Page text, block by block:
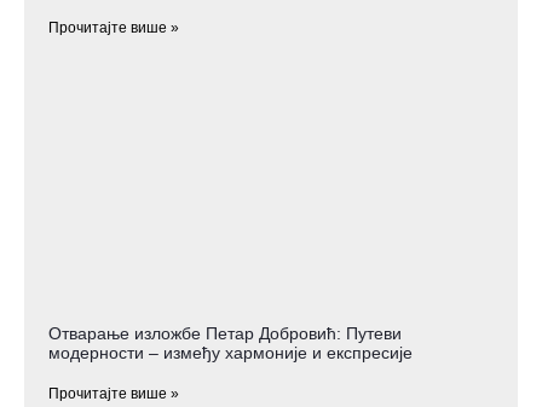
Прочитајте више »
Отварање изложбе Петар Добровић: Путеви
модерности – између хармоније и експресије
Прочитајте више »